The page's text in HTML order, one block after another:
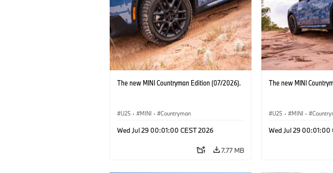
The new MINI Countryman Edition (07/2026).
U25 · MINI · Countryman
Wed Jul 29 00:01:00 CEST 2026
7.77 MB
The new MINI
U25 · MINI ·
Wed Jul 29 00:01:00